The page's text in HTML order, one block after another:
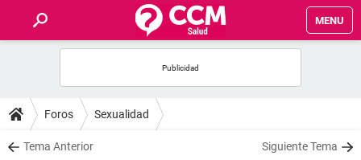
MENU
FOROS
SALUD
Foros Sexualidad
Tema Anterior Siguiente Tema